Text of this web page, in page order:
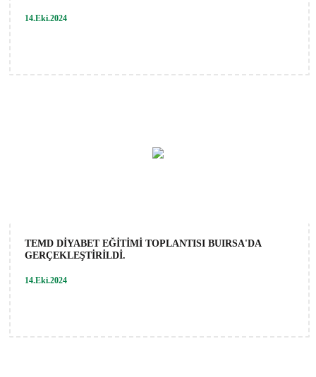
14.Eki.2024
TEMD DİYABET EĞİTİMİ TOPLANTISI BUIRSA'DA
GERÇEKLEŞTİRİLDİ.
14.Eki.2024